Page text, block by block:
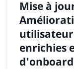
Mise à
enrichies